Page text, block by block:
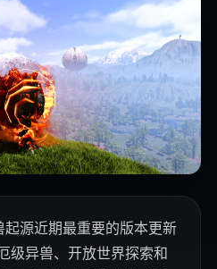
起源近期最重要的版本更新
级异兽、开放世界探索和